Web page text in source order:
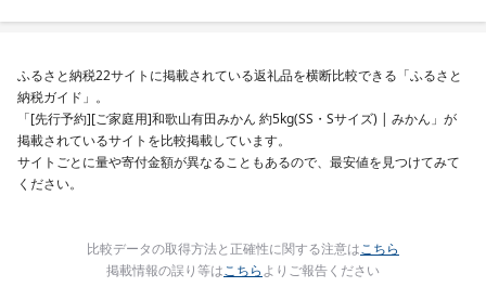
ふるさと納税22サイトに掲載されている返礼品を横断比較できる「ふるさと
納税ガイド」。
「[先行予約][ご家庭用]和歌山有田みかん 約5kg(SS・Sサイズ) | みかん」が
掲載されているサイトを比較掲載しています。
サイトごとに量や寄付金額が異なることもあるので、最安値を見つけてみて
ください。
比較データの取得方法と正確性に関する注意はこちら
掲載情報の誤り等はこちらよりご報告ください